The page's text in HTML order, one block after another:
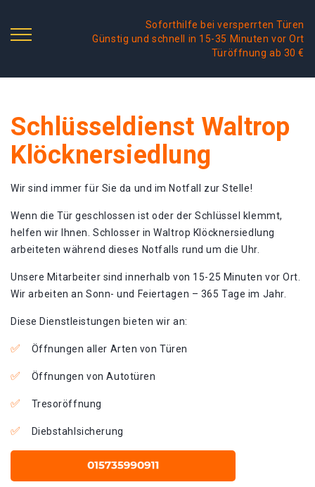
Soforthilfe bei versperrten Türen
Günstig und schnell in 15-35 Minuten vor Ort
Türöffnung ab 30 €
Schlüsseldienst Waltrop
Klöcknersiedlung
Wir sind immer für Sie da und im Notfall zur Stelle!
Wenn die Tür geschlossen ist oder der Schlüssel klemmt,
helfen wir Ihnen. Schlosser in Waltrop Klöcknersiedlung
arbeiteten während dieses Notfalls rund um die Uhr.
Unsere Mitarbeiter sind innerhalb von 15-25 Minuten vor Ort.
Wir arbeiten an Sonn- und Feiertagen – 365 Tage im Jahr.
Diese Dienstleistungen bieten wir an:
Öffnungen aller Arten von Türen
Öffnungen von Autotüren
Tresoröffnung
Diebstahlsicherung